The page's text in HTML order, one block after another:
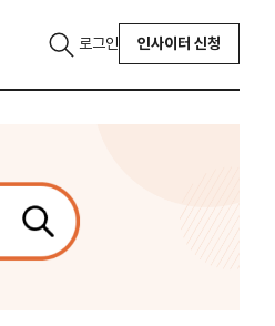
로그인 인사이터 신청